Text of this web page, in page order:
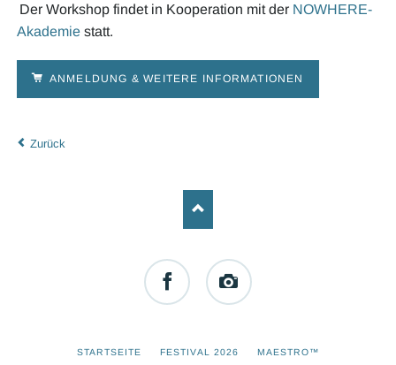
Der Workshop findet in Kooperation mit der NOWHERE-
Akademiestatt.
ANMELDUNG & WEITERE INFORMATIONEN
Zurück
NAVIGATION
STARTSEITE FESTIVAL 2026 MAESTRO™